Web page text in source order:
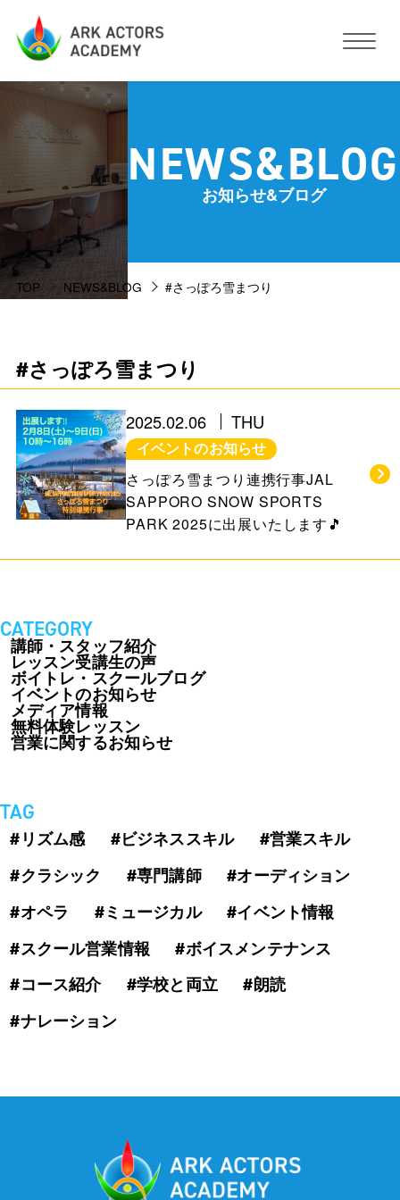
アークアクターズアカデミーについて
コース・予約方法・料金
活動サポート
講師紹介
お知らせ＆ブログ
会社概要
FREE TRIAL
お問い合わせ
TEL
NEWS&BLOG
お知らせ&ブログ
TOP NEWS&BLOG #さっぽろ雪まつり
#さっぽろ雪まつり
2025.02.06 THU
イベントのお知らせ
さっぽろ雪まつり連携行事JAL
SAPPORO SNOW SPORTS
PARK 2025に出展いたします🎵
CATEGORY
講師・スタッフ紹介
レッスン受講生の声
ボイトレ・スクールブログ
イベントのお知らせ
メディア情報
無料体験レッスン
営業に関するお知らせ
TAG
#リズム感 #ビジネススキル
#営業スキル
#クラシック
#専門講師
#オーディション
#オペラ
#ミュージカル
#イベント情報
#スクール営業情報
#ボイスメンテナンス
#コース紹介
#学校と両立
#朗読
#ナレーション